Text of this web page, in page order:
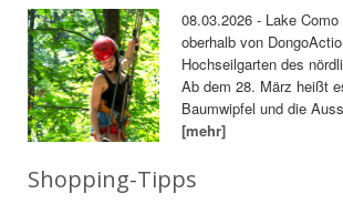
08.03.2026 - Lake
oberhalb von
Hochseilgarten des
Ab dem 28. März heißt
Baumwipfel und die
[mehr]
Shopping-Tipps